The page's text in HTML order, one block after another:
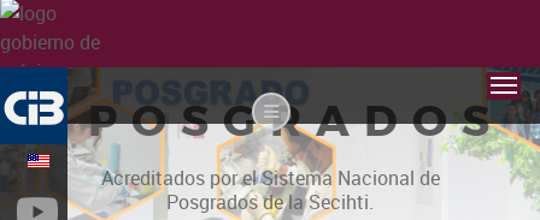
POSGRADOS
Acreditados por el Sistema Nacional de
Posgrados de la Secihti.
YouTube